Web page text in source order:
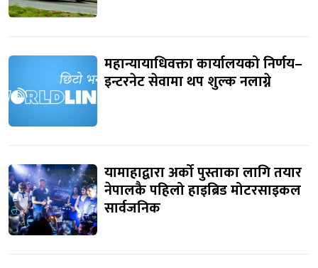
महान्यायाधिवक्ता कार्यालयको निर्णय–
इन्टरनेट सेवामा थप शुल्क नलाग्ने
यामाहाद्वारा अर्को पुस्ताका लागि तयार
नेपालकै पहिलो हाइब्रिड मोटरसाइकल
सार्वजनिक